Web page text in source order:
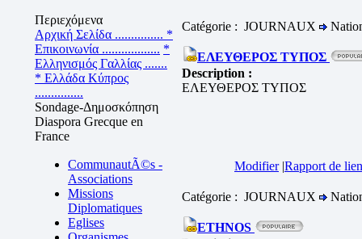
Περιεχόμενα
Αρχική Σελίδα ............... *
Επικοινωνία .................. *
Ελληνισμός Γαλλίας .......
* Ελλάδα Κύπρος
...............
Sondage-Δημοσκόπηση
Diaspora Grecque en
France
CommunautÃ©s -
Associations
Missions
Diplomatiques
Eglises
Catégorie : JOURNAUX
ΕΛΕΥΘΕΡΟΣ ΤΥΠΟΣ
Description :
ΕΛΕΥΘΕΡΟΣ ΤΥΠΟΣ
Modifier|Rapport de
Catégorie : JOURNAUX
ETHNOS